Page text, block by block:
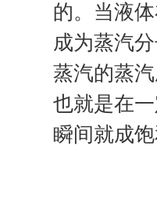
的。当液
成为蒸汽
蒸汽的蒸
也就是在
瞬间就成